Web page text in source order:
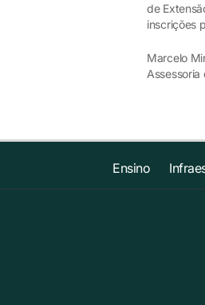
de
inscrições
Marcelo
Assessoria
Ensino